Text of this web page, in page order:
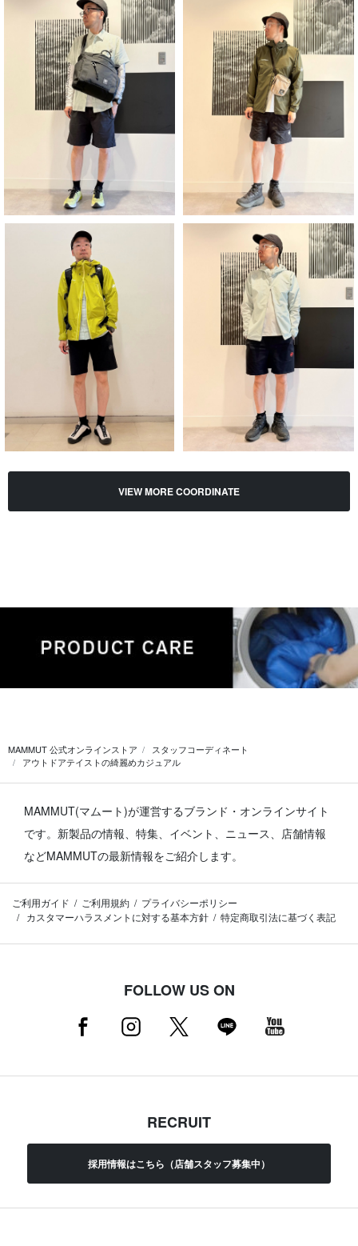
VIEW MORE COORDINATE
MAMMUT 公式オンラインストア
スタッフコーディネート
アウトドアテイストの綺麗めカジュアル
MAMMUT(マムート)が運営するブランド・オンラインサイト
です。 新製品の情報、特集、イベント、ニュース、店舗情報
などMAMMUTの最新情報をご紹介します。
ご利用ガイド ご利用規約
プライバシーポリシー
カスタマーハラスメントに対する基本方針
特定商取引法に基づく表記
FOLLOW US ON
RECRUIT
採用情報はこちら（店舗スタッフ募集中）